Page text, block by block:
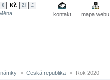
€ Kč Zł £
kontakt
mapa webu
> Česká republika > Rok 2020